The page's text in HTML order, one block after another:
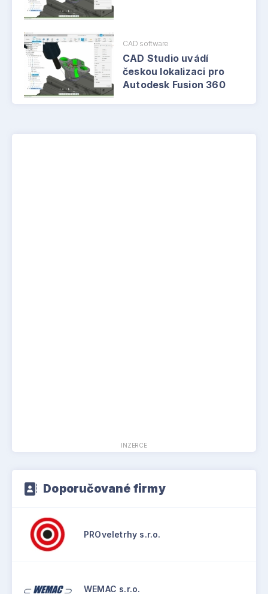
CAD software
CAD Studio uvádí
českou lokalizaci pro
Autodesk Fusion 360
INZERCE
Doporučované firmy
PROveletrhy s.r.o.
WEMAC s.r.o.